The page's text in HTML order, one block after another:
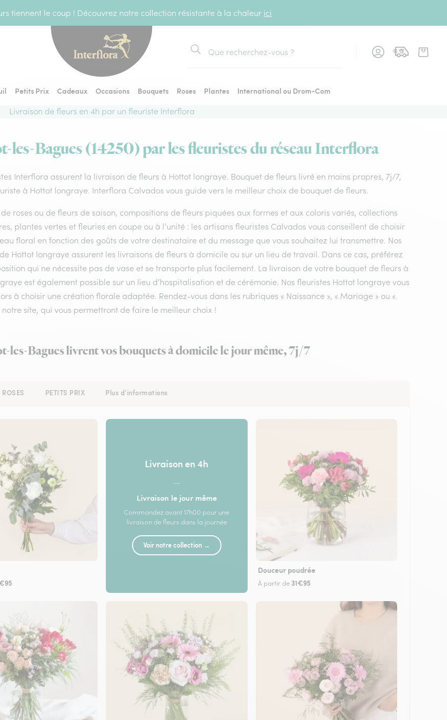
tiennent le coup ! Découvrez notre collection résistante à la chaleur ici
Rechercher
Petits Prix Cadeaux Occasions Bouquets Roses Plantes
International ou Drom-Com
Livraison de fleurs en 4h par un fleuriste Interflora
Bagues (14250) par les fleuristes du réseau Interflora
Interflora assurent la livraison de fleurs à Hottot longraye. Bouquet de fleurs livré en mains propres, 7j/7,
à Hottot longraye. Interflora Calvados vous guide vers le meilleur choix de bouquet de fleurs.
roses ou de fleurs de saison, compositions de fleurs piquées aux formes et aux coloris variés, collections
plantes vertes et fleuries en coupe ou à l’unité : les artisans fleuristes Calvados vous conseillent de choisir
floral en fonction des goûts de votre destinataire et du message que vous souhaitez lui transmettre. Nos
Hottot longraye assurent les livraisons de fleurs à domicile ou sur un lieu de travail. Dans ce cas, préférez
qui ne nécessite pas de vase et se transporte plus facilement. La livraison de votre bouquet de fleurs à
est également possible sur un lieu d’hospitalisation et de cérémonie. Nos fleuristes Hottot longraye vous
à choisir une création florale adaptée. Rendez-vous dans les rubriques « Naissance », « Mariage » ou «
notre site, qui vous permettront de faire le meilleur choix !
les-Bagues livrent vos bouquets à domicile le jour même, 7j/7
ROSES PETITS PRIX Plus d'informations
Livraison en 4h
—
Livraison le jour même
Commandez avant 17h00 pour une
livraison de fleurs dans la journée
Voir notre collection →
Douceur poudrée
À partir de 31€95